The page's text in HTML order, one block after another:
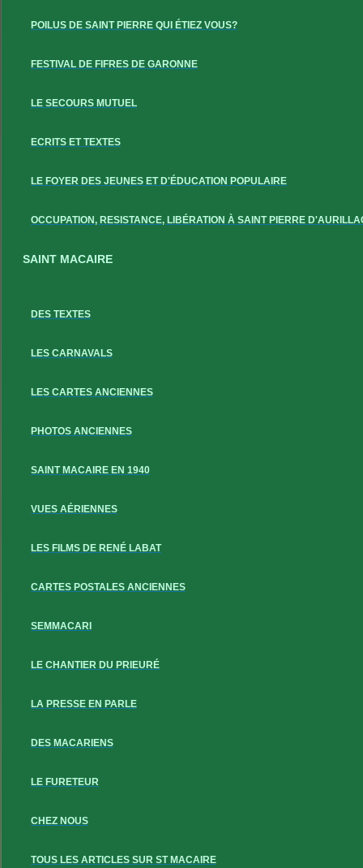
POILUS DE SAINT PIERRE QUI ÉTIEZ VOUS?
FESTIVAL DE FIFRES DE GARONNE
LE SECOURS MUTUEL
ECRITS ET TEXTES
LE FOYER DES JEUNES ET D'ÉDUCATION POPULAIRE
OCCUPATION, RESISTANCE, LIBÉRATION À SAINT PIERRE
SAINT MACAIRE
DES TEXTES
LES CARNAVALS
LES CARTES ANCIENNES
PHOTOS ANCIENNES
SAINT MACAIRE EN 1940
VUES AÉRIENNES
LES FILMS DE RENÉ LABAT
CARTES POSTALES ANCIENNES
SEMMACARI
LE CHANTIER DU PRIEURÉ
LA PRESSE EN PARLE
DES MACARIENS
LE FURETEUR
CHEZ NOUS
TOUS LES ARTICLES SUR ST MACAIRE